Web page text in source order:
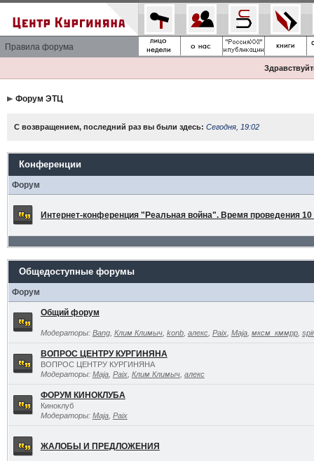
Правила форума
Форум ЭТЦ
С возвращением, последний раз вы были здесь: Сегодня, 19:02
Конференции
Форум
Интернет-конференция "Реальная война". Время проведения 10
Общедоступные форумы
Форум
Общий форум
Модераторы: Bang, Клим Климыч, konb, алекс, Paix, Maja, мксм_кммрр,
ВОПРОС ЦЕНТРУ КУРГИНЯНА
ВОПРОС ЦЕНТРУ КУРГИНЯНА
Модераторы: Maja, Paix, Клим Климыч, алекс
ФОРУМ КИНОКЛУБА
Киноклуб
Модераторы: Maja, Paix
ЖАЛОБЫ И ПРЕДЛОЖЕНИЯ